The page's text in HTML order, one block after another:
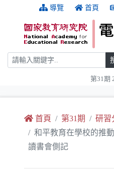
跳到主要內容 導覽 首頁
搜尋
第31期
首頁 第31期
研習
和平教育在學校的推
讀書會側記